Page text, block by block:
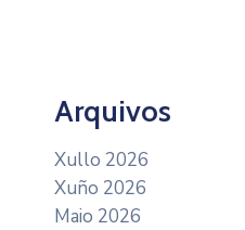
Arquivos
Xullo 2026
Xuño 2026
Maio 2026